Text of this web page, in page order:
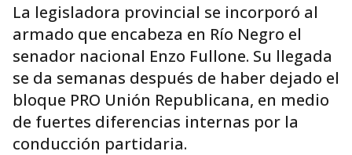
La legisladora provincial se incorporó al
armado que encabeza en Río Negro el
senador nacional Enzo Fullone. Su llegada
se da semanas después de haber dejado el
bloque PRO Unión Republicana, en medio
de fuertes diferencias internas por la
conducción partidaria.